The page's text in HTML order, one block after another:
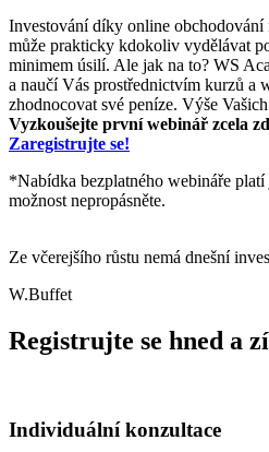
Investování díky online
může prakticky kdokoliv vydělávat
minimem úsilí. Ale jak na to? WS
a naučí Vás prostřednictvím kurzů a
zhodnocovat své peníze. Výše
Vyzkoušejte první webinář zcela
Zaregistrujte se!
*Nabídka bezplatného webináře
možnost nepropásněte.
Ze včerejšího růstu nemá dnešní
W.Buffet
Registrujte se hned a
Individuální konzultace